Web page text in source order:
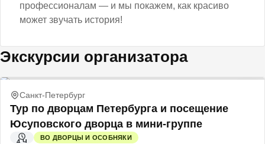
профессионалам — и мы покажем, как красиво
может звучать история!
Экскурсии организатора
Санкт-Петербург
Тур по дворцам Петербурга и посещение
Юсуповского дворца в мини-группе
4 Ч
ВО ДВОРЦЫ И ОСОБНЯКИ